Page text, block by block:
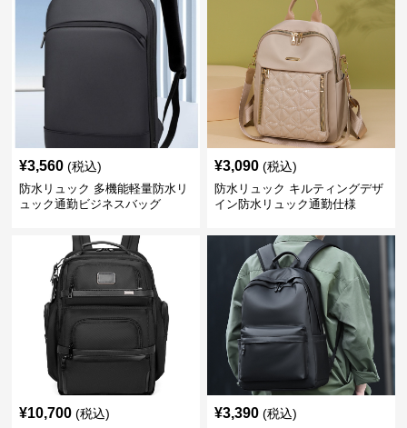
¥3,560 (税込)
防水リュック 多機能軽量防水リ
ュック通勤ビジネスバッグ
¥3,090 (税込)
防水リュック キルティングデザ
イン防水リュック通勤仕様
¥10,700 (税込) ¥3,390 (税込)